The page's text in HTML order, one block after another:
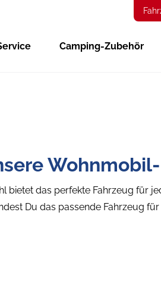
Camping-Zubehör
bietet das perfekte Fahrzeug für
Du das passende Fahrzeug